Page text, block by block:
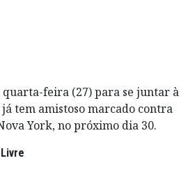
quarta-feira (27) para se juntar à
tem amistoso marcado contra
York, no próximo dia 30.